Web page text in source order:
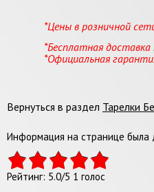
*Цены в розничной
*Бесплатная доставка
*Официальная
Вернуться в раздел Тарелки
Информация на странице была
Рейтинг: 5.0/5 1 голос